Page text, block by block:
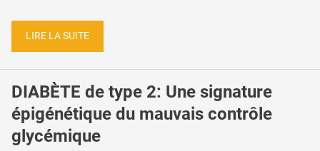
LIRE LA SUITE
DIABÈTE de type 2: Une signature
épigénétique du mauvais contrôle
glycémique